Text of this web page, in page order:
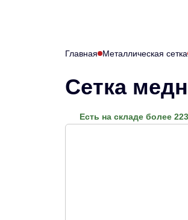
Главная Металлическая сетка
Сетка
Есть на складе более